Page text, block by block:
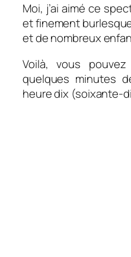
Moi, j’ai aimé ce
et finement
et de nombreux
Voilà, vous
quelques minutes
heure dix (soixante-